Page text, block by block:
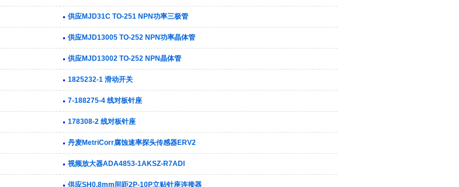
供应MJD31C TO-251 NPN功率三极管
供应MJD13005 TO-252 NPN功率晶体管
供应MJD13002 TO-252 NPN晶体管
1825232-1 滑动开关
7-188275-4 线对板针座
178308-2 线对板针座
丹麦MetriCorr腐蚀速率探头传感器ERV2
视频放大器ADA4853-1AKSZ-R7ADI
供应SH0.8mm间距2P-10P立贴针座连接器